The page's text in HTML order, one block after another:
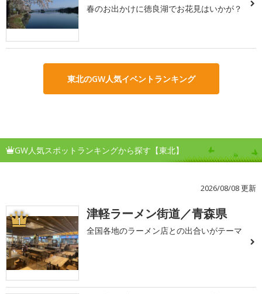
春のお出かけに徳良湖でお花見はいかが？
東北のGW人気イベントランキング
GW人気スポットランキングから探す【東北】
2026/08/08 更新
1 津軽ラーメン街道／青森県
全国各地のラーメン店との出合いがテーマ